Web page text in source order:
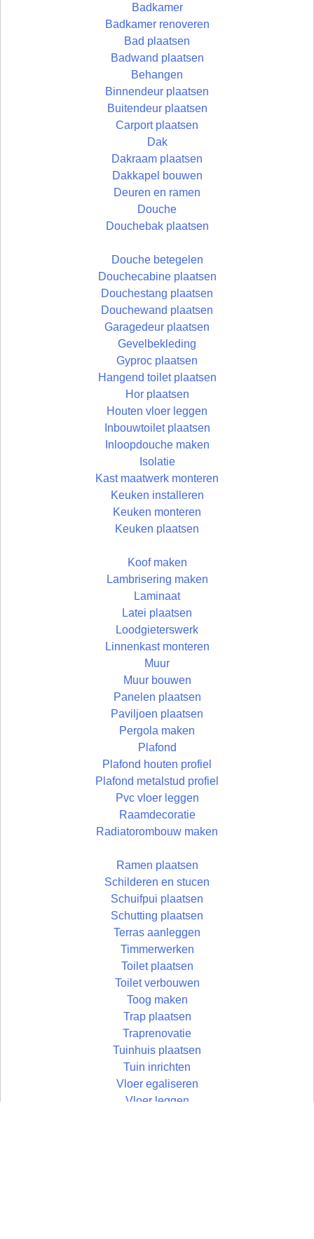
Badkamer
Badkamer renoveren
Bad plaatsen
Badwand plaatsen
Behangen
Binnendeur plaatsen
Buitendeur plaatsen
Carport plaatsen
Dak
Dakraam plaatsen
Dakkapel bouwen
Deuren en ramen
Douche
Douchebak plaatsen
Douche betegelen
Douchecabine plaatsen
Douchestang plaatsen
Douchewand plaatsen
Garagedeur plaatsen
Gevelbekleding
Gyproc plaatsen
Hangend toilet plaatsen
Hor plaatsen
Houten vloer leggen
Inbouwtoilet plaatsen
Inloopdouche maken
Isolatie
Kast maatwerk monteren
Keuken installeren
Keuken monteren
Keuken plaatsen
Koof maken
Lambrisering maken
Laminaat
Latei plaatsen
Loodgieterswerk
Linnenkast monteren
Muur
Muur bouwen
Panelen plaatsen
Paviljoen plaatsen
Pergola maken
Plafond
Plafond houten profiel
Plafond metalstud profiel
Pvc vloer leggen
Raamdecoratie
Radiatorombouw maken
Ramen plaatsen
Schilderen en stucen
Schuifpui plaatsen
Schutting plaatsen
Terras aanleggen
Timmerwerken
Toilet plaatsen
Toilet verbouwen
Toog maken
Trap plaatsen
Traprenovatie
Tuinhuis plaatsen
Tuin inrichten
Vloer egaliseren
Vloer leggen